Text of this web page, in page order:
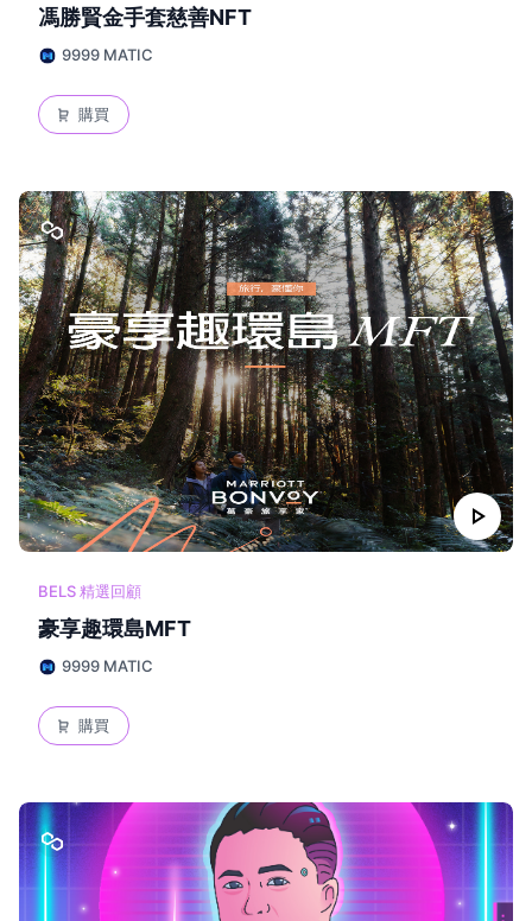
馮勝賢金手套慈善NFT
9999 MATIC
購買
play_arrow
BELS 精選回顧
豪享趣環島MFT
9999 MATIC
購買